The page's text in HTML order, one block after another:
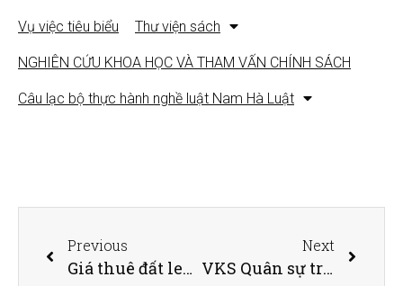
Vụ việc tiêu biểu Thư viện sách
NGHIÊN CỨU KHOA HỌC VÀ THAM VẤN CHÍNH SÁCH
Câu lạc bộ thực hành nghề luật Nam Hà Luật
Previous
Giá thuê đất leo cao, leo nhanh: Lo “đại bàng” chạy, cần có “lệnh” hãm tăng
Next
VKS Quân sự truy tố tổng giám đốc khách sạn Bavico